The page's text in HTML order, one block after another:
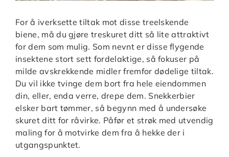
For å iverksette tiltak mot disse treelskende
biene, må du gjøre treskuret ditt så lite attraktivt
for dem som mulig. Som nevnt er disse flygende
insektene stort sett fordelaktige, så fokuser på
milde avskrekkende midler fremfor dødelige tiltak.
Du vil ikke tvinge dem bort fra hele eiendommen
din, eller, enda verre, drepe dem. Snekkerbier
elsker bart tømmer, så begynn med å undersøke
skuret ditt for råvirke. Påfør et strøk med utvendig
maling for å motvirke dem fra å hekke der i
utgangspunktet.